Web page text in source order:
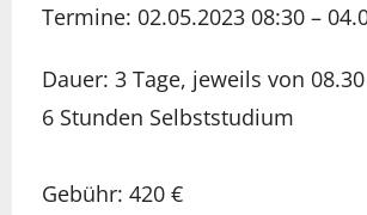
Termine: 02.05.2023 08:30 –
Dauer: 3 Tage, jeweils von
6 Stunden Selbststudium
Gebühr: 420 €